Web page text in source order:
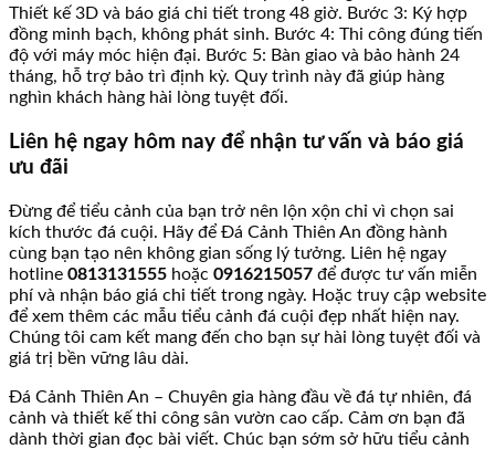
Thiết kế 3D và báo giá chi tiết trong 48 giờ. Bước 3: Ký hợp
đồng minh bạch, không phát sinh. Bước 4: Thi công đúng tiến
độ với máy móc hiện đại. Bước 5: Bàn giao và bảo hành 24
tháng, hỗ trợ bảo trì định kỳ. Quy trình này đã giúp hàng
nghìn khách hàng hài lòng tuyệt đối.
Liên hệ ngay hôm nay để nhận tư vấn và báo giá
ưu đãi
Đừng để tiểu cảnh của bạn trở nên lộn xộn chỉ vì chọn sai
kích thước đá cuội. Hãy để Đá Cảnh Thiên An đồng hành
cùng bạn tạo nên không gian sống lý tưởng. Liên hệ ngay
hotline 0813131555 hoặc 0916215057 để được tư vấn miễn
phí và nhận báo giá chi tiết trong ngày. Hoặc truy cập website
để xem thêm các mẫu tiểu cảnh đá cuội đẹp nhất hiện nay.
Chúng tôi cam kết mang đến cho bạn sự hài lòng tuyệt đối và
giá trị bền vững lâu dài.
Đá Cảnh Thiên An – Chuyên gia hàng đầu về đá tự nhiên, đá
cảnh và thiết kế thi công sân vườn cao cấp. Cảm ơn bạn đã
dành thời gian đọc bài viết. Chúc bạn sớm sở hữu tiểu cảnh